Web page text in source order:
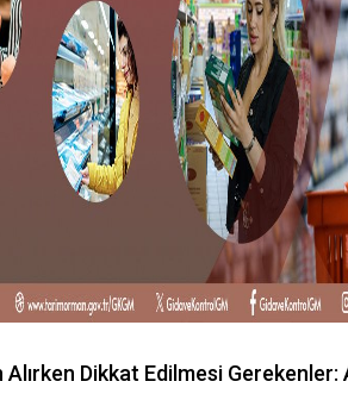
Alırken Dikkat Edilmesi Gerekenler: